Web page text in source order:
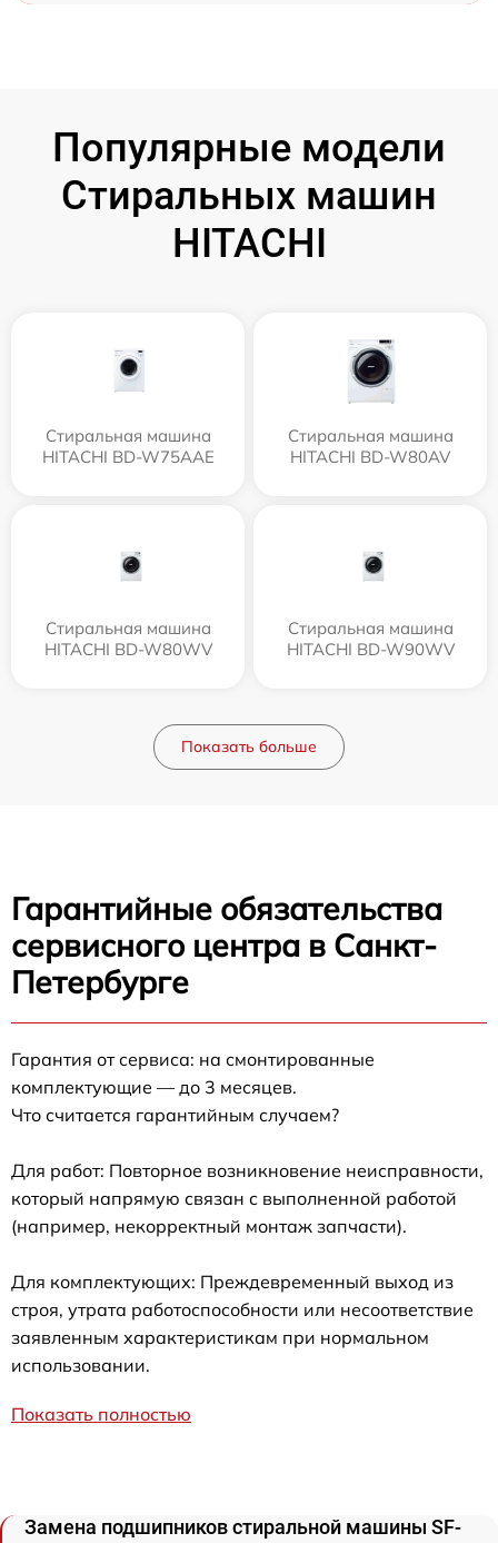
Популярные модели
Стиральных машин
HITACHI
Стиральная машина
HITACHI BD-W75AAE
Стиральная машина
HITACHI BD-W80AV
Стиральная машина
HITACHI BD-W80WV
Стиральная машина
HITACHI BD-W90WV
Показать больше
Гарантийные обязательства
сервисного центра в Санкт-
Петербурге
Гарантия от сервиса: на смонтированные
комплектующие — до 3 месяцев.
Что считается гарантийным случаем?
Для работ: Повторное возникновение неисправности,
который напрямую связан с выполненной работой
(например, некорректный монтаж запчасти).
Для комплектующих: Преждевременный выход из
строя, утрата работоспособности или несоответствие
заявленным характеристикам при нормальном
использовании.
Показать полностью
Замена подшипников стиральной машины SF-